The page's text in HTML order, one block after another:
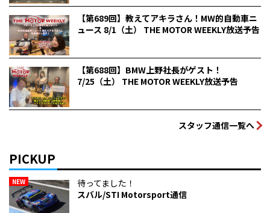
【第689回】教えてアキラさん！MW的自動車ニ
ュース 8/1（土） THE MOTOR WEEKLY放送予告
【第688回】BMW上野社長がゲスト！
7/25（土） THE MOTOR WEEKLY放送予告
スタッフ通信一覧へ
PICKUP
NEW
待ってました！
スバル/STI Motorsport通信